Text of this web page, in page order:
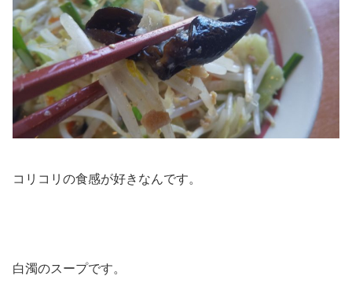
コリコリの食感が好きなんです。
白濁のスープです。